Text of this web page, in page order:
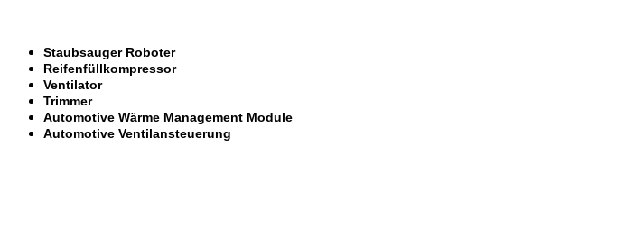
Staubsauger Roboter
Reifenfüllkompressor
Ventilator
Trimmer
Automotive Wärme Management Module
Automotive Ventilansteuerung